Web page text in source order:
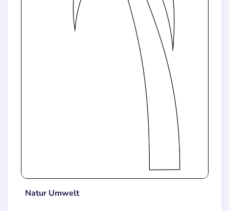
Natur Umwelt